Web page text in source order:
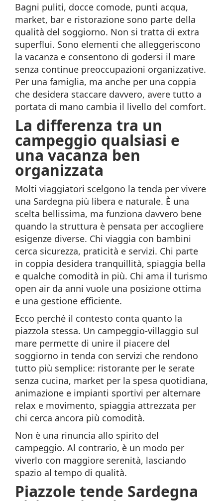
Bagni puliti, docce comode, punti acqua,
market, bar e ristorazione sono parte della
qualità del soggiorno. Non si tratta di extra
superflui. Sono elementi che alleggeriscono
la vacanza e consentono di godersi il mare
senza continue preoccupazioni organizzative.
Per una famiglia, ma anche per una coppia
che desidera staccare davvero, avere tutto a
portata di mano cambia il livello del comfort.
La differenza tra un
campeggio qualsiasi e
una vacanza ben
organizzata
Molti viaggiatori scelgono la tenda per vivere
una Sardegna più libera e naturale. È una
scelta bellissima, ma funziona davvero bene
quando la struttura è pensata per accogliere
esigenze diverse. Chi viaggia con bambini
cerca sicurezza, praticità e servizi. Chi parte
in coppia desidera tranquillità, spiaggia bella
e qualche comodità in più. Chi ama il turismo
open air da anni vuole una posizione ottima
e una gestione efficiente.
Ecco perché il contesto conta quanto la
piazzola stessa. Un campeggio-villaggio sul
mare permette di unire il piacere del
soggiorno in tenda con servizi che rendono
tutto più semplice: ristorante per le serate
senza cucina, market per la spesa quotidiana,
animazione e impianti sportivi per alternare
relax e movimento, spiaggia attrezzata per
chi cerca ancora più comodità.
Non è una rinuncia allo spirito del
campeggio. Al contrario, è un modo per
viverlo con maggiore serenità, lasciando
spazio al tempo di qualità.
Piazzole tende Sardegna